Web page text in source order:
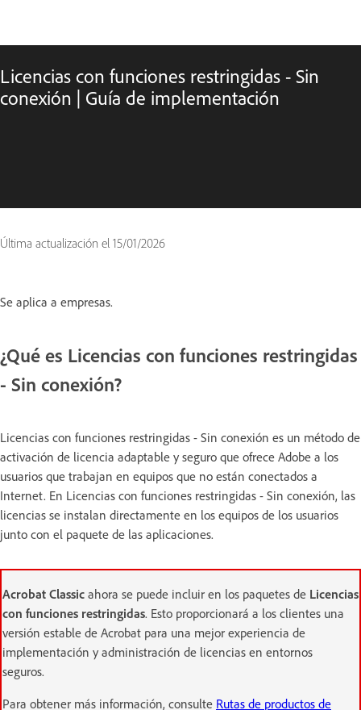
Licencias con funciones restringidas - Sin
conexión | Guía de implementación
Última actualización el 15/01/2026
Se aplica a empresas.
¿Qué es Licencias con funciones restringidas
- Sin conexión?
Licencias con funciones restringidas - Sin conexión es un método de
activación de licencia adaptable y seguro que ofrece Adobe a los
usuarios que trabajan en equipos que no están conectados a
Internet. En Licencias con funciones restringidas - Sin conexión, las
licencias se instalan directamente en los equipos de los usuarios
junto con el paquete de las aplicaciones.
Acrobat Classic ahora se puede incluir en los paquetes de Licencias
con funciones restringidas. Esto proporcionará a los clientes una
versión estable de Acrobat para una mejor experiencia de
implementación y administración de licencias en entornos
seguros.
Para obtener más información, consulte Rutas de productos de